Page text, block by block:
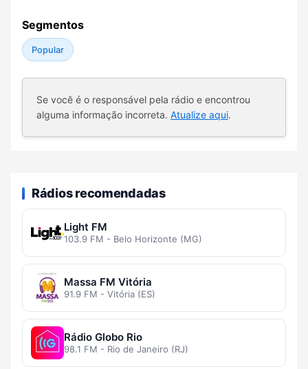
Segmentos
Popular
Se você é o responsável pela rádio e encontrou
alguma informação incorreta. Atualize aqui.
Rádios recomendadas
Light FM
103.9 FM - Belo Horizonte (MG)
Massa FM Vitória
91.9 FM - Vitória (ES)
Rádio Globo Rio
98.1 FM - Rio de Janeiro (RJ)